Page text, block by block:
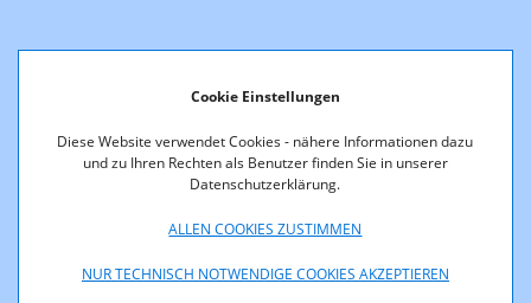
Cookie Einstellungen
Diese Website verwendet Cookies - nähere Informationen dazu
und zu Ihren Rechten als Benutzer finden Sie in unserer
Datenschutzerklärung.
ALLEN COOKIES ZUSTIMMEN
NUR TECHNISCH NOTWENDIGE COOKIES AKZEPTIEREN